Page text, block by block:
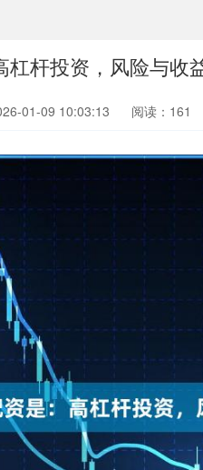
杆投资，风险与收
01-09 10:03:13 阅读：161